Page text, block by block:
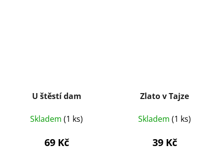
U štěstí dam
Skladem (1 ks)
69 Kč
Zlato v Tajze
Skladem (1 ks)
39 Kč